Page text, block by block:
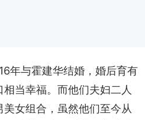
年与霍建华结婚，婚后育有
当幸福。而他们夫妇二人
女组合，虽然他们至今从